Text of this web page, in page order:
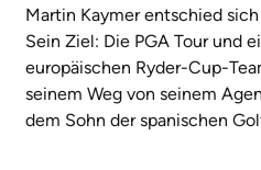
Martin Kaymer entschied
Sein Ziel: Die PGA Tour und
europäischen Ryder-Cup-
seinem Weg von seinem
dem Sohn der spanischen